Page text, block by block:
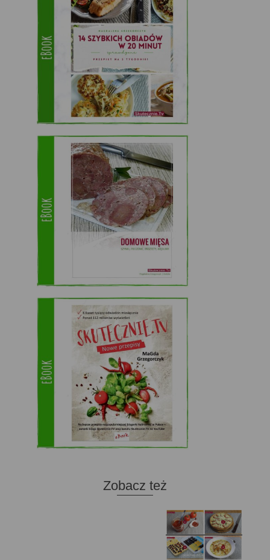
Zobacz też
Domowy ketchup (bez
cukru)
Tarta francuska z
cebulą i pomidorem